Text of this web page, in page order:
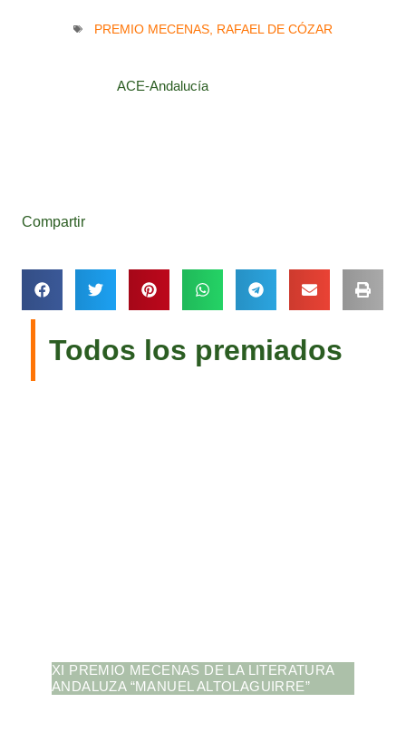
PREMIO MECENAS, RAFAEL DE CÓZAR
ACE-Andalucía
Compartir
Todos los premiados
XI PREMIO MECENAS DE LA LITERATURA
ANDALUZA “MANUEL ALTOLAGUIRRE”